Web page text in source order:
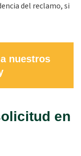
del reclamo, si
nuestros
en